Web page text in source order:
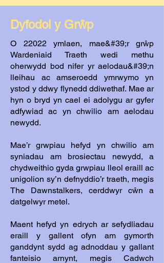
Dyfodol y Grŵp
O 22022 ymlaen, mae&#39;r grŵp
Wardeniaid Traeth wedi methu
oherwydd bod nifer yr aelodau&#39;n
lleihau ac amseroedd ymrwymo yn
ystod y ddwy flynedd ddiwethaf. Mae ar
hyn o bryd yn cael ei adolygu ar gyfer
adfywiad ac yn chwilio am aelodau
newydd.
Mae’r grwpiau hefyd yn chwilio am
syniadau am brosiectau newydd, a
chydweithio gyda grwpiau lleol eraill ac
unigolion sy’n defnyddio’r traeth, megis
The Dawnstalkers, cerddwyr cŵn a
datgelwyr metel.
Maent hefyd yn edrych ar sefydliadau
eraill y gallent ofyn am gymorth
ganddynt sydd ag adnoddau y gallant
fanteisio arnynt, megis Cadwch